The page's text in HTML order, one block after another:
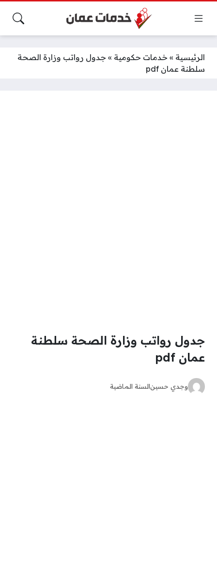
الرئيسية » خدمات حكومية » جدول رواتب وزارة الصحة
سلطنة عمان pdf
جدول رواتب وزارة الصحة سلطنة
عمان pdf
وجدي حسينالسنة الماضية